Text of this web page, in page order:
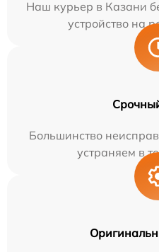
Наш курьер в Казани
устройство на
Большинство
устраняем в